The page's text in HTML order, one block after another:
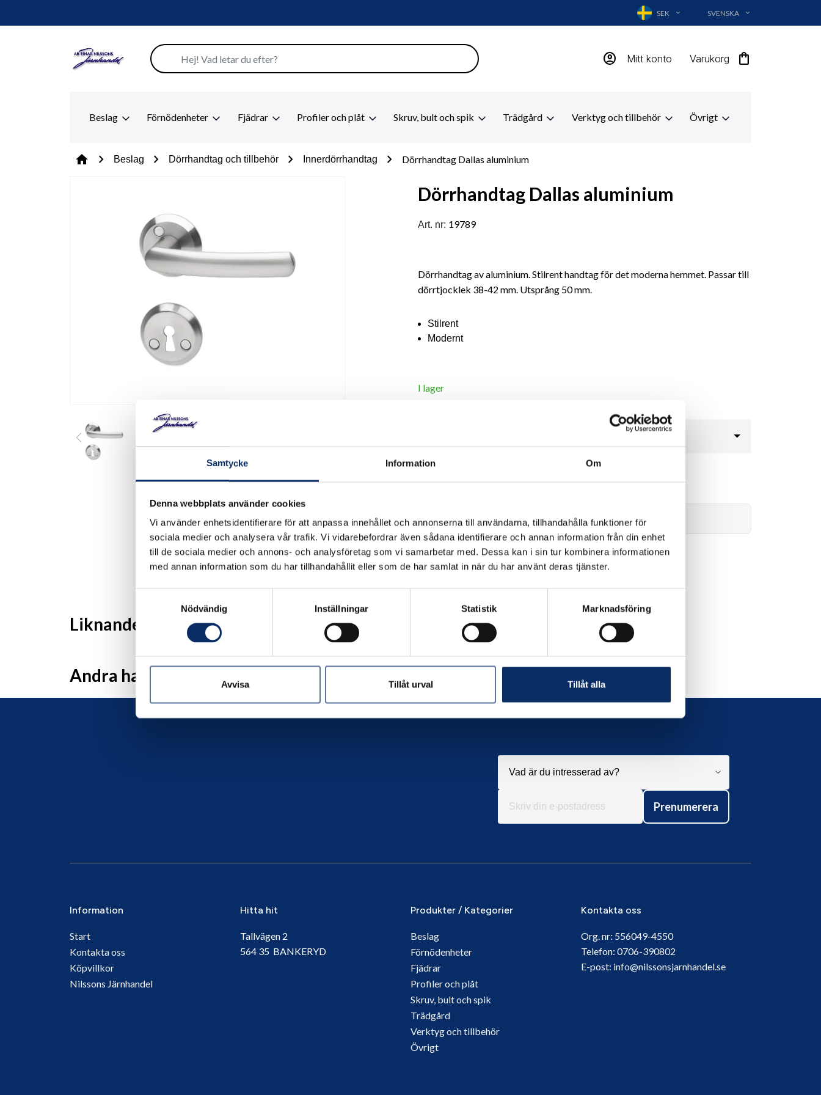
Samtycke Information Om
Denna webbplats använder cookies
Vi använder enhetsidentifierare för att anpassa innehållet och annonserna till användarna, tillhandahålla funktioner för
sociala medier och analysera vår trafik. Vi vidarebefordrar även sådana identifierare och annan information från din enhet
till de sociala medier och annons- och analysföretag som vi samarbetar med. Dessa kan i sin tur kombinera informationen
med annan information som du har tillhandahållit eller som de har samlat in när du har använt deras tjänster.
Nödvändig
Inställningar Statistik Marknadsföring
Avvisa Tillåt urval Tillåt alla
SEK EXPAND_MORE SVENSKA EXPAND_MORE
account_circle Mitt konto Varukorg shopping_bag
Beslag Förnödenheter Fjädrar Profiler och plåt Skruv, bult och spik Trädgård Verktyg och tillbehör Övrigt
home chevron_right Beslag chevron_right Dörrhandtag och tillbehör chevron_right Innerdörrhandtag chevron_right Dörrhandtag Dallas aluminium
Dörrhandtag Dallas aluminium
Art. nr: 19789
Dörrhandtag av aluminium. Stilrent handtag för det moderna hemmet. Passar till
dörrtjocklek 38-42 mm. Utsprång 50 mm.
Stilrent
Modernt
I lager
remove add Lägg i varukorg
Liknande produkter
Andra har även tittat på
Prenumerera
Information
Start
Kontakta oss
Köpvillkor
Nilssons Järnhandel
Hitta hit
Tallvägen 2
564 35 BANKERYD
Produkter / Kategorier
Beslag
Förnödenheter
Fjädrar
Profiler och plåt
Skruv, bult och spik
Trädgård
Verktyg och tillbehör
Övrigt
Kontakta oss
Org. nr: 556049-4550
Telefon: 0706-390802
E-post: info@nilssonsjarnhandel.se